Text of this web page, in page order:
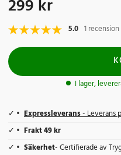
299 kr
5.0 1 recension
I lager,
Expressleverans- Leverans
Frakt 49 kr
Säkerhet- Certifierade av